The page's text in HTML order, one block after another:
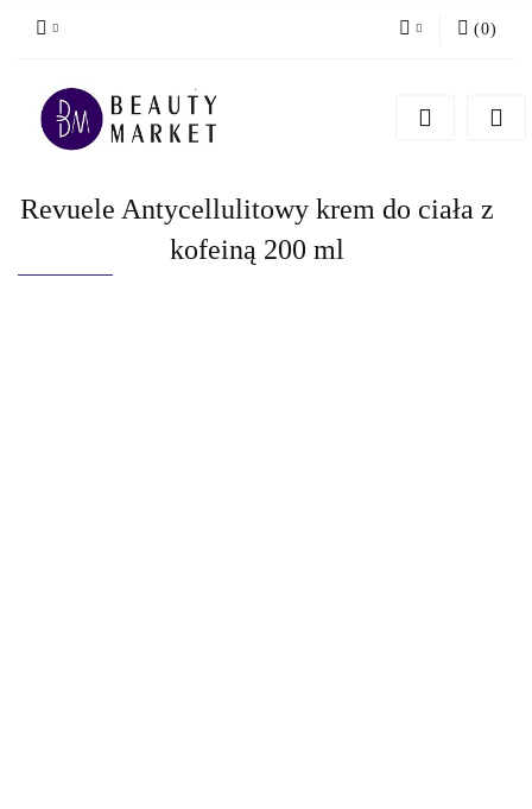
Zarejestruj się
(0)
Revuele Antycellulitowy krem do ciała z
kofeiną 200 ml